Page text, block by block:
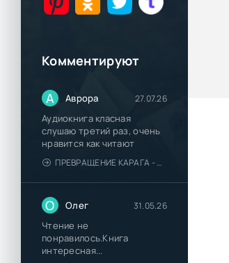
Комментируют
А Аврора 27.07.26
Аудиокнига класная
слушаю третий раз, очень
нравится как читают
ПРЕВРАЩЕНИЕ КАРАГА - КАТЯ БРАНДИС
О Олег 31.05.26
Чтение не
понравилось.Книга
интересная...